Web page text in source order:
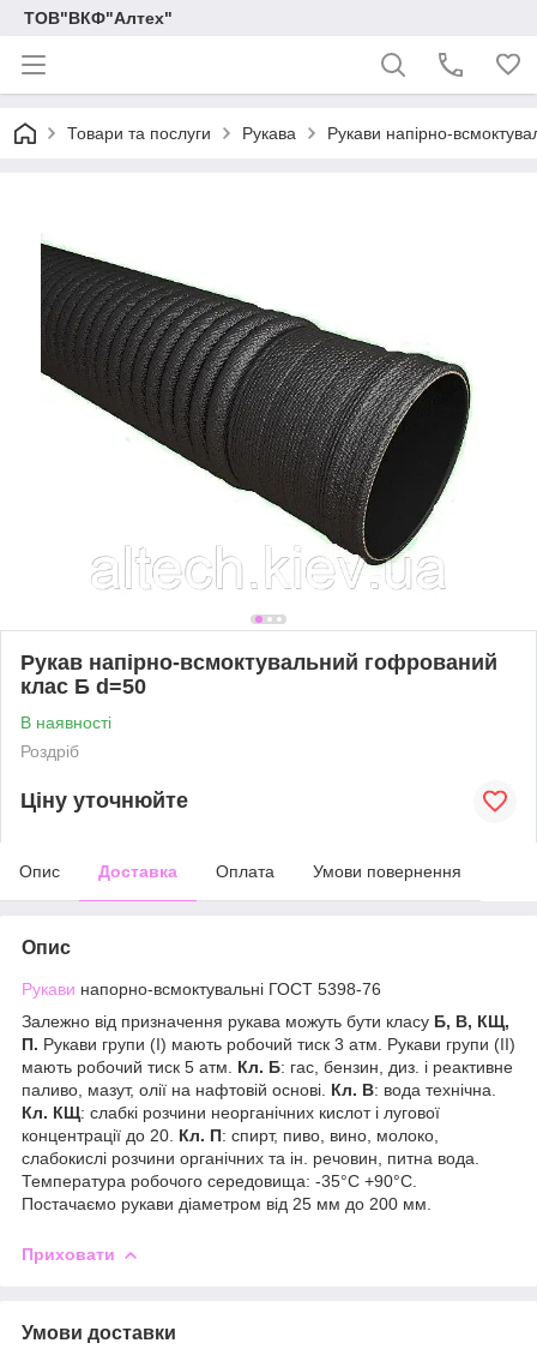
ТОВ"ВКФ"Алтех"
Товари та послуги Рукава Рукави напірно-
Рукав напірно-всмоктувальний гофрований
клас Б d=50
В наявності
Роздріб
Ціну уточнюйте
Опис Доставка Оплата Умови повернення
Опис
Рукави напорно-всмоктувальні ГОСТ 5398-76
Залежно від призначення рукава можуть бути класу Б, В, КЩ,
П. Рукави групи (I) мають робочий тиск 3 атм. Рукави групи (II)
мають робочий тиск 5 атм. Кл. Б: гас, бензин, диз. і реактивне
паливо, мазут, олії на нафтовій основі. Кл. В: вода технічна.
Кл. КЩ: слабкі розчини неорганічних кислот і лугової
концентрації до 20. Кл. П: спирт, пиво, вино, молоко,
слабокислі розчини органічних та ін. речовин, питна вода.
Температура робочого середовища: -35°С +90°С.
Постачаємо рукави діаметром від 25 мм до 200 мм.
Приховати
Умови доставки